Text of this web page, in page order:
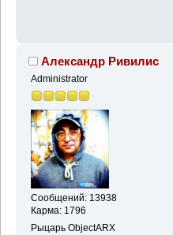
Александр Ривилис
Administrator
Сообщений: 13938
Карма: 1796
Рыцарь ObjectARX